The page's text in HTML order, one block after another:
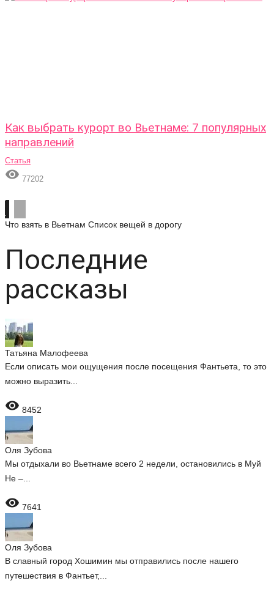
Как выбрать курорт во Вьетнаме: 7 популярных
направлений
Статья
 77202
Что взять в Вьетнам Список вещей в дорогу
Последние
рассказы
Татьяна Малофеева
Если описать мои ощущения после посещения Фантьета, то это
можно выразить...
 8452
Оля Зубова
Мы отдыхали во Вьетнаме всего 2 недели, остановились в Муй
Не –...
 7641
Оля Зубова
В славный город Хошимин мы отправились после нашего
путешествия в Фантьет,...